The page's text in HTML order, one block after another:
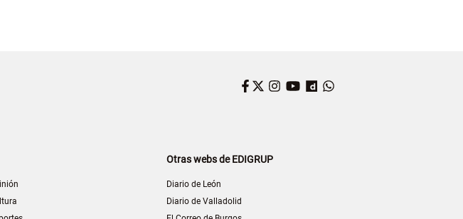
Facebook
Twitter
Instagram
YouTube
Dailymotion
Otras webs de EDIGRUP
Diario de León
Diario de Valladolid